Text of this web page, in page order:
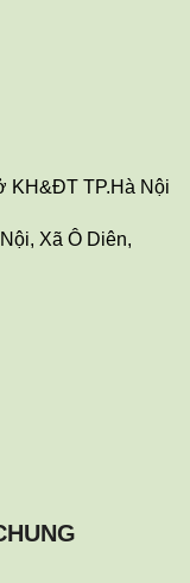
KH&ĐT TP.Hà Nội
Xã Ô Diên,